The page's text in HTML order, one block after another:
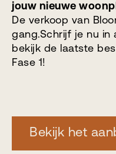
jouw nieuwe
De verkoop van
gang.Schrijf je nu in
bekijk de laatste
Fase 1!
Bekijk het